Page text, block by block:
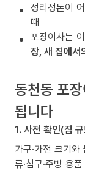
정리정돈이
때
포장이사는
장, 새 집에서
동천동 포
됩니다
1. 사전 확인(짐
가구·가전 크기
류·침구·주방 용